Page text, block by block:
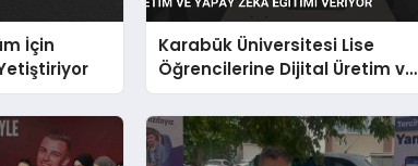
İçin
Karabük Üniversitesi Lise
Öğrencilerine Dijital Üretim ve
Yapay Zeka Eğitimi Veriyor